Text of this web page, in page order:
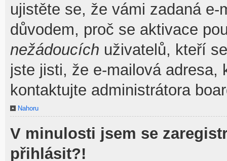
ujistěte se, že vámi zadaná
důvodem, proč se aktivace
nežádoucích uživatelů, kteří
jste jisti, že e-mailová adresa,
kontaktujte administrátora
Nahoru
V minulosti jsem se
přihlásit?!